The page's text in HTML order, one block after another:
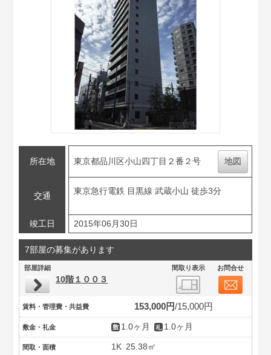
所在地 東京都品川区小山四丁目２番２号 地図
交通
東京急行電鉄 目黒線 武蔵小山 徒歩3分
竣工日 2015年06月30日
7部屋の募集があります
部屋詳細 間取り表示 お問合せ
10階１００３
賃料・管理費・共益費 153,000円 15,000円
敷金・礼金 1.0ヶ月 1.0ヶ月
間取・面積 1K 25.38㎡